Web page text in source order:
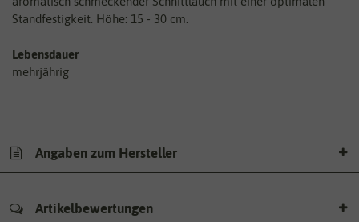
Standfestigkeit. Höhe: 15 - 30 cm.
Lebensdauer
mehrjährig
Angaben zum Hersteller
Artikelbewertungen